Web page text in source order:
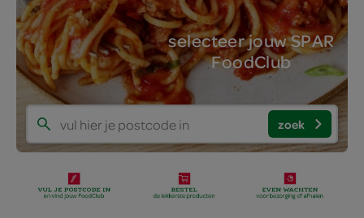
selecteer jouw SPAR
FoodClub
zoek